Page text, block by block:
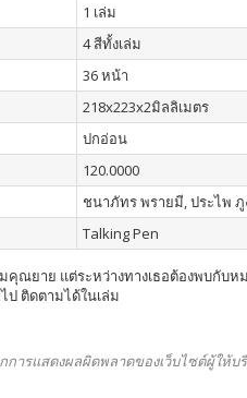
1 เล่ม
4 สีทั้งเล่ม
36 หน้า
218x223x2มิลลิเมตร
ปกอ่อน
120.0000
ชนาภัทร พรายมี, ประไพ ภู
Talking Pen
คุณยาย แต่ระหว่างทางเธอต้องพบกั
ป ติดตามได้ในเล่ม
การแสดงผลผิดพลาดของเว็บไซต์ผู้ให้บ